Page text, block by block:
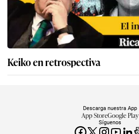
Keiko en retrospectiva
Síguenos
Descarga nuestra App
App StoreGoogle Play